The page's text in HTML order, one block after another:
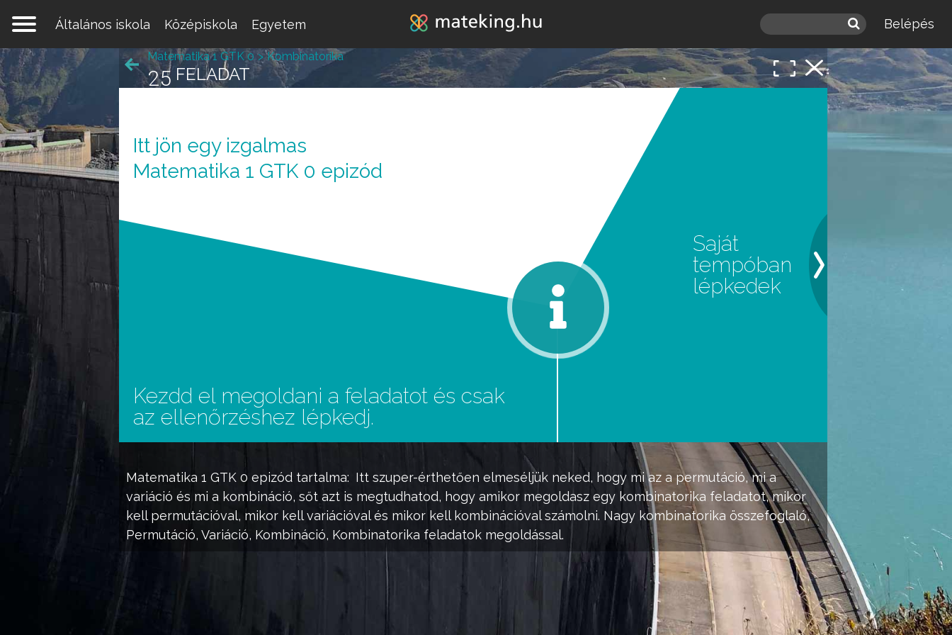
Jump to navigation
Általános iskola
Középiskola Egyetem Belépés
Matematika 1 GTK 0 epizód tartalma: Itt szuper-érthetően elmeséljük neked, hogy mi az a permutáció, mi a
variáció és mi a kombináció, sőt azt is megtudhatod, hogy amikor megoldasz egy kombinatorika feladatot, mikor
kell permutációval, mikor kell variációval és mikor kell kombinációval számolni. Nagy kombinatorika összefoglaló,
Permutáció, Variáció, Kombináció, Kombinatorika feladatok megoldással.
Matematika 1 GTK 0 Kombinatorika
FELADAT
25
Itt jön egy izgalmas
Matematika 1 GTK 0 epizód
Kezdd el megoldani a feladatot és csak
az ellenőrzéshez lépkedj.
Saját
tempóban
lépkedek
Egy lépésre vagy attól, hogy a
matek melléd álljon és ne eléd.
REGISZTRÁLOK/BELÉPEK